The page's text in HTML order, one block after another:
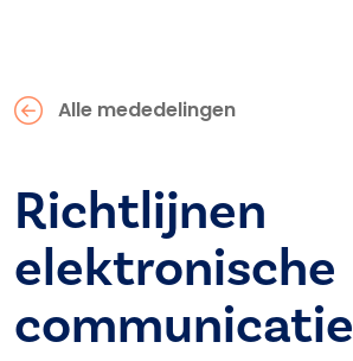
Alle mededelingen
Richtlijnen
elektronische
communicatie